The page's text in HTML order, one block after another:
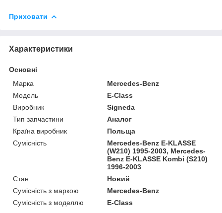
Приховати
Характеристики
Основні
Марка
Mercedes-Benz
Модель
E-Class
Виробник
Signeda
Тип запчастини
Аналог
Країна виробник
Польща
Сумісність
Mercedes-Benz E-KLASSE
(W210) 1995-2003, Mercedes-
Benz E-KLASSE Kombi (S210)
1996-2003
Стан
Новий
Сумісність з маркою
Mercedes-Benz
Сумісність з моделлю
E-Class